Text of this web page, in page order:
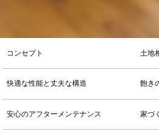
当社に登録されている情報を入力画面
など，本サービスの利用規約に違反し
な目的でサービスを利用しようとする
るために，利用態様，氏名や住所など
わせ内容や代金の請求に関する情報な
サービスを提供するにあたって必要と
コンセプト 土地
快適な性能と丈夫な構造 飽き
安心のアフターメンテナンス 家づ